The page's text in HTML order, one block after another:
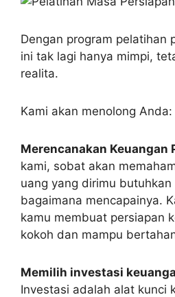
Dengan program pelatihan
ini tak lagi hanya mimpi,
realita.
Kami akan menolong Anda:
Merencanakan Keuangan
kami, sobat akan
uang yang dirimu
bagaimana mencapainya.
kamu membuat persiapan
kokoh dan mampu
Memilih investasi
Investasi adalah alat kunci